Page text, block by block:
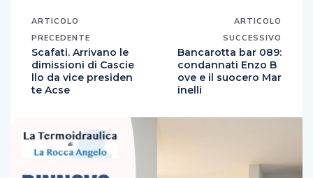
ARTICOLO
PRECEDENTE
Scafati. Arrivano le
dimissioni di Cascie
llo da vice presiden
te Acse
ARTICOLO
SUCCESSIVO
Bancarotta bar 089:
condannati Enzo B
ove e il suocero Mar
inelli